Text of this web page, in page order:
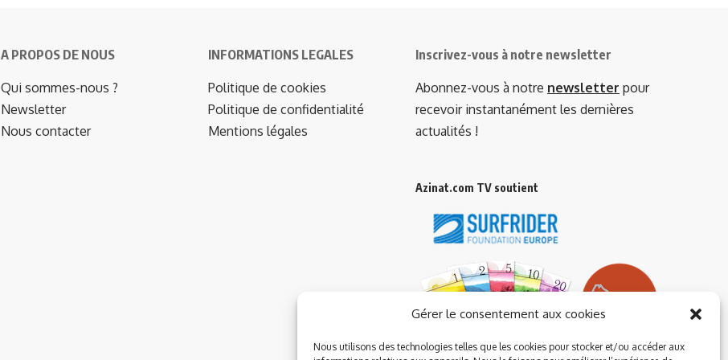
Gérer le consentement aux cookies
Nous utilisons des technologies telles que les cookies pour stocker et/ou accéder aux
A PROPOS DE NOUS
Qui sommes-nous ?
Newsletter
Nous contacter
INFORMATIONS LEGALES
Politique de cookies
Politique de confidentialité
Mentions légales
Inscrivez-vous à notre newsletter
Abonnez-vous à notre newsletter pour
recevoir instantanément les dernières
actualités !
Azinat.com TV soutient